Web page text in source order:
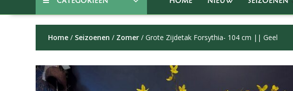
Home / Seizoenen / Zomer / Grote Zijdetak Forsythia- 104 cm || Geel